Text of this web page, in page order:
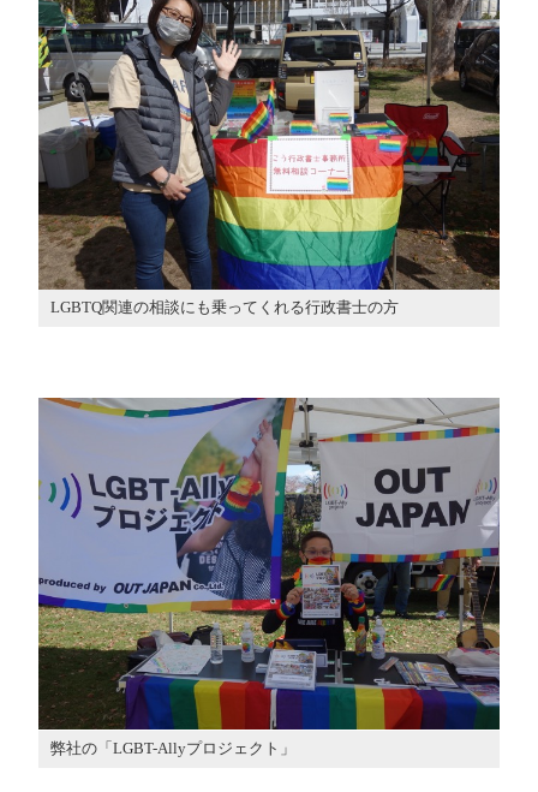
LGBTQ関連の相談にも乗ってくれる行政書士の方
弊社の「LGBT-Allyプロジェクト」